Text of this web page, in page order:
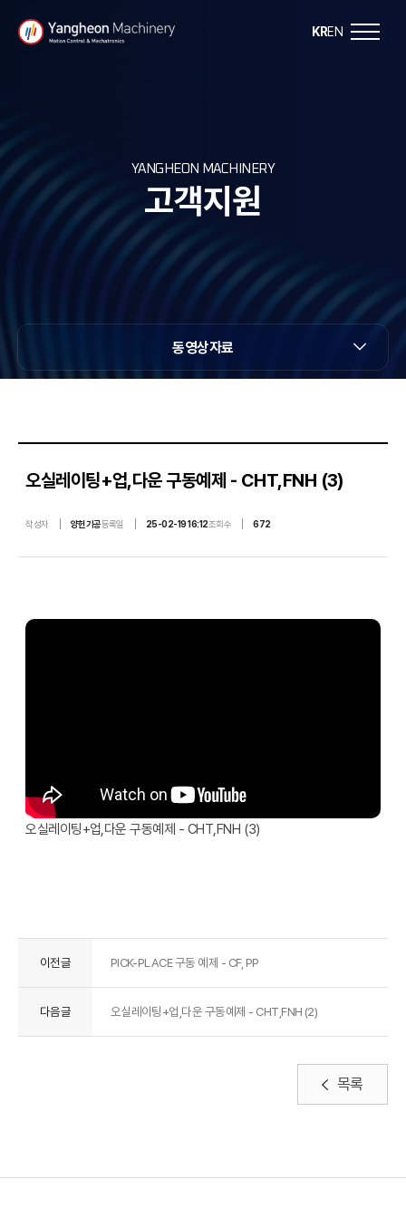
Y
g
h
M
c
h
i
KREN
YANGHEON MACHINERY
고객지원
동영상자료
오실레이팅+업,다운 구동예제 - CHT,FNH (3)
작성자 양헌기공등록일 25-02-19 16:12조회수 672
오실레이팅+업,다운 구동예제 - CHT,FNH (3)
이전글 PICK-PLACE 구동 예제 - CF, PP
다음글 오실레이팅+업,다운 구동예제 - CHT,FNH (2)
목록